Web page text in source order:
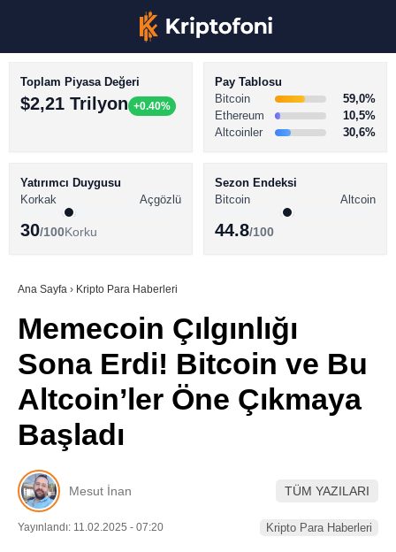
Youtube
TikTok
BİTCOİN HABERLERİ
ALTCOİN HABERLERİ
SÖZLÜK
Toplam Piyasa Değeri
$2,21 Trilyon +0.40%
Pay Tablosu
Bitcoin
59,0%
Ethereum
10,5%
Altcoinler
30,6%
Yatırımcı Duygusu
Korkak
Açgözlü
30/100Korku
Sezon Endeksi
Bitcoin
Altcoin
44.8/100
Ana Sayfa › Kripto Para Haberleri
Memecoin Çılgınlığı
Sona Erdi! Bitcoin ve Bu
Altcoin’ler Öne Çıkmaya
Başladı
Mesut İnan TÜM YAZILARI
Yayınlandı: 11.02.2025 - 07:20 Kripto Para Haberleri